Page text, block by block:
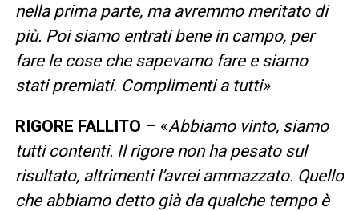
nella prima parte, ma avremmo meritato di
più. Poi siamo entrati bene in campo, per
fare le cose che sapevamo fare e siamo
stati premiati. Complimenti a tutti»
RIGORE FALLITO – «Abbiamo vinto, siamo
tutti contenti. Il rigore non ha pesato sul
risultato, altrimenti l’avrei ammazzato. Quello
che abbiamo detto già da qualche tempo è